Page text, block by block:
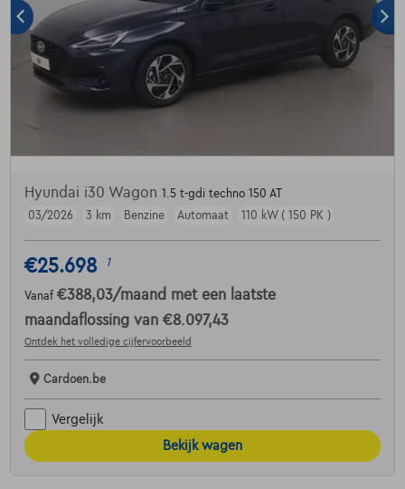
Hyundai i30 Wagon 1.5 t-gdi techno 150 AT
03/2026
3 km Benzine Automaat 110 kW ( 150 PK )
€25.698 1
Vanaf €388,03/maand met een laatste
maandaflossing van €8.097,43
Ontdek het volledige cijfervoorbeeld
Cardoen.be
Vergelijk
Bekijk wagen